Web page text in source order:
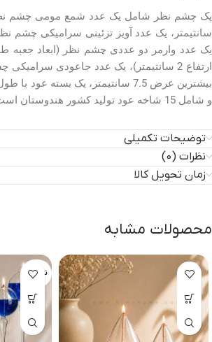
و شامل 15 شاخه عود تولید کشور هندوستان است.
توضیحات تکمیلی
نظرات (0)
زمان تحویل کالا
محصولات مشابه
ناموجود